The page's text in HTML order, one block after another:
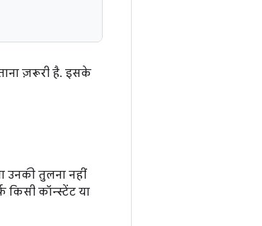
ज़रूरी है. इसके
उनकी तुलना नहीं
किसी कॉन्स्टेंट या